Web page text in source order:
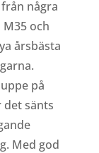
några
och
årsbästa
på
det sänts
Med god